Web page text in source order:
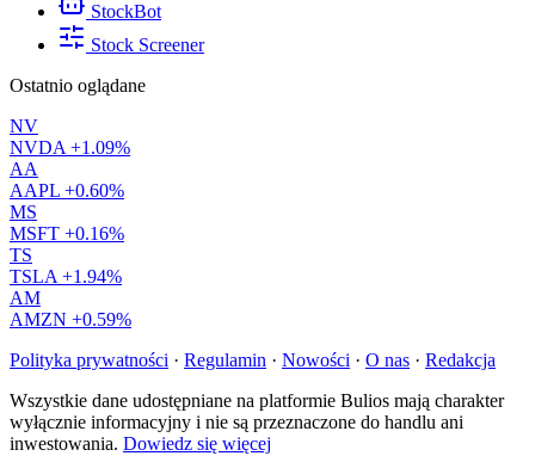
StockBot
Stock Screener
Ostatnio oglądane
NV
NVDA +1.09%
AA
AAPL +0.60%
MS
MSFT +0.16%
TS
TSLA +1.94%
AM
AMZN +0.59%
Polityka prywatności · Regulamin · Nowości · O nas · Redakcja
Wszystkie dane udostępniane na platformie Bulios mają charakter
wyłącznie informacyjny i nie są przeznaczone do handlu ani
inwestowania. Dowiedz się więcej